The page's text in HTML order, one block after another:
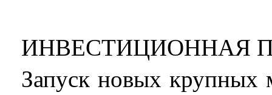
ИНВЕСТИЦИОННАЯ
Запуск новых крупных